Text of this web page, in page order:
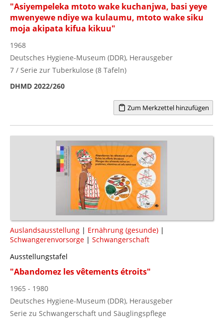
"Asiyempeleka mtoto wake kuchanjwa, basi yeye
mwenyewe ndiye wa kulaumu, mtoto wake siku
moja akipata kifua kikuu"
1968
Deutsches Hygiene-Museum (DDR), Herausgeber
7 / Serie zur Tuberkulose (8 Tafeln)
DHMD 2022/260
Zum Merkzettel hinzufügen
Auslandsausstellung | Ernährung (gesunde) |
Schwangerenvorsorge | Schwangerschaft
Ausstellungstafel
"Abandomez les vêtements étroits"
1965 - 1980
Deutsches Hygiene-Museum (DDR), Herausgeber
Serie zu Schwangerschaft und Säuglingspflege